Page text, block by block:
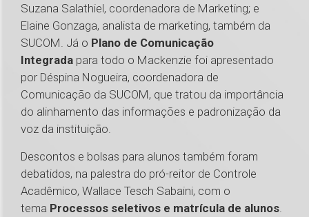
Suzana Salathiel, coordenadora de Marketing; e
Elaine Gonzaga, analista de marketing, também da
SUCOM. Já o Plano de Comunicação
Integrada para todo o Mackenzie foi apresentado
por Déspina Nogueira, coordenadora de
Comunicação da SUCOM, que tratou da importância
do alinhamento das informações e padronização da
voz da instituição.
Descontos e bolsas para alunos também foram
debatidos, na palestra do pró-reitor de Controle
Acadêmico, Wallace Tesch Sabaini, com o
tema Processos seletivos e matrícula de alunos.